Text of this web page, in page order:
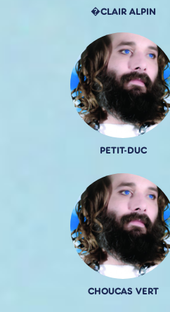
�CLAIR ALPIN
PETIT-DUC
CHOUCAS VERT